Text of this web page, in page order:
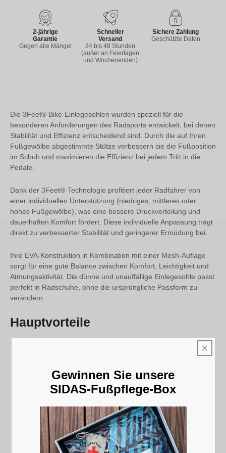
2-jährige
Garantie
Gegen alle Mängel
Schneller
Versand
24 bis 48 Stunden
(außer an Feiertagen
und Wochenenden)
Sichere Zahlung
Geschützte Daten
Die 3Feet® Bike-Einlegesohlen wurden speziell für die
besonderen Anforderungen des Radsports entwickelt, bei denen
Stabilität und Effizienz entscheidend sind. Durch die auf Ihren
Fußgewölbe abgestimmte Stütze verbessern sie die Fußposition
im Schuh und maximieren die Effizienz bei jedem Tritt in die
Pedale.
Dank der 3Feet®-Technologie profitiert jeder Radfahrer von
einer individuellen Unterstützung (niedriges, mittleres oder
hohes Fußgewölbe), was eine bessere Druckverteilung und
dauerhaften Komfort fördert. Diese individuelle Anpassung trägt
direkt zu verbesserter Stabilität und geringerer Ermüdung bei.
Ihre EVA-Konstruktion in Kombination mit einer Mesh-Auflage
sorgt für eine gute Balance zwischen Komfort, Leichtigkeit und
Atmungsaktivität. Die dünne und unauffällige Einlegesohle passt
perfekt in Radschuhe, ohne die ursprüngliche Passform zu
verändern.
Hauptvorteile
: Stabilität und
Tritteffizienz
Vibrationsdämpfung: reduziert die Auswirkungen von
Schlanke und leichte Konstruktion: perfekt geeignet
für Fahrradschuhe (~35 g)
Atmungsaktiver Komfort: Mesh-Überzug für bessere
Belüftung
Gewinnen Sie unsere
SIDAS-Fußpflege-Box